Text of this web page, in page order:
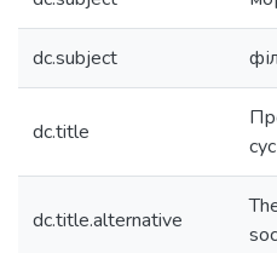
dc.subject
dc.title
dc.title.alternative